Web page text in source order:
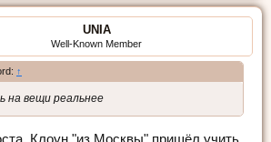
UNIA
Well-Known Member
↑
на вещи реальнее
Клоун "из Москвы" пришёл учить